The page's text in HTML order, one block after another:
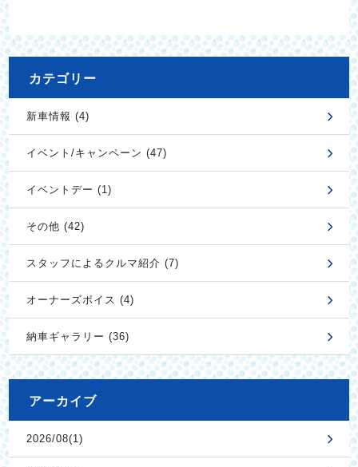
カテゴリー
新車情報 (4)
イベント/キャンペーン (47)
イベントデー (1)
その他 (42)
スタッフによるクルマ紹介 (7)
オーナーズボイス (4)
納車ギャラリー (36)
アーカイブ
2026/08(1)